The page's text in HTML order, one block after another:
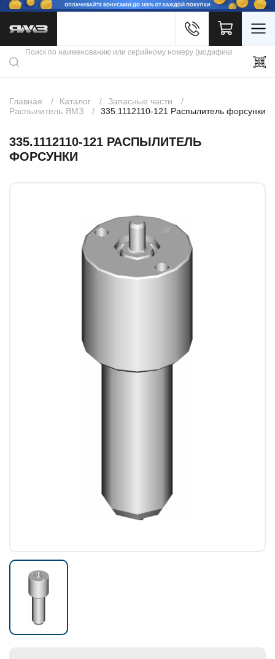
Каталог продукции
Скидки
Контакты
Главная Каталог
Запасные части
Распылитель ЯМЗ
335.1112110-121 Распылитель форсунки
335.1112110-121 РАСПЫЛИТЕЛЬ
ФОРСУНКИ